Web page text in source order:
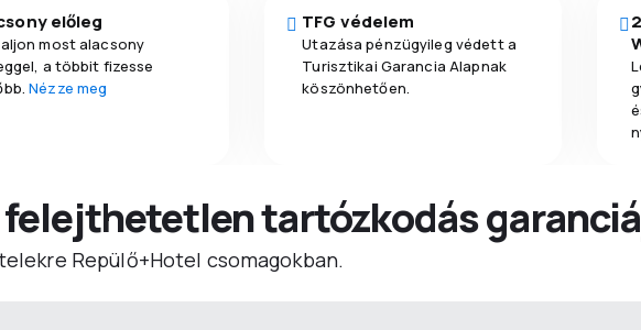
előleg
most alacsony
a többit fizesse
Nézze meg
TFG védelem
Utazása pénzügyileg védett a
Turisztikai Garancia Alapnak
köszönhetően.
felejthetetlen tartózkodás
Repülő+Hotel csomagokban.